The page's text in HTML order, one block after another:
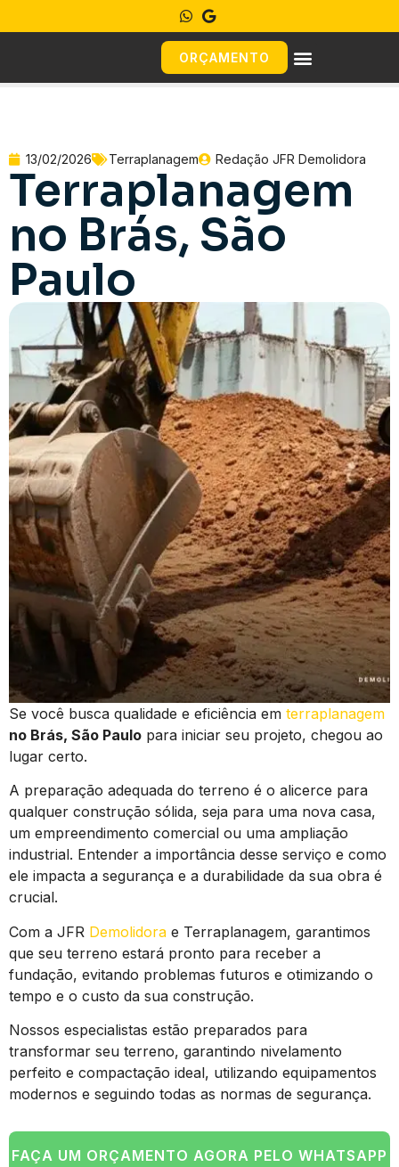
ORÇAMENTO
13/02/2026 Terraplanagem Redação JFR Demolidora
Terraplanagem
no Brás, São
Paulo
Se você busca qualidade e eficiência em terraplanagem
no Brás, São Paulo para iniciar seu projeto, chegou ao
lugar certo.
A preparação adequada do terreno é o alicerce para
qualquer construção sólida, seja para uma nova casa,
um empreendimento comercial ou uma ampliação
industrial. Entender a importância desse serviço e como
ele impacta a segurança e a durabilidade da sua obra é
crucial.
Com a JFR Demolidora e Terraplanagem, garantimos
que seu terreno estará pronto para receber a
fundação, evitando problemas futuros e otimizando o
tempo e o custo da sua construção.
Nossos especialistas estão preparados para
transformar seu terreno, garantindo nivelamento
perfeito e compactação ideal, utilizando equipamentos
modernos e seguindo todas as normas de segurança.
FAÇA UM ORÇAMENTO AGORA PELO WHATSAPP